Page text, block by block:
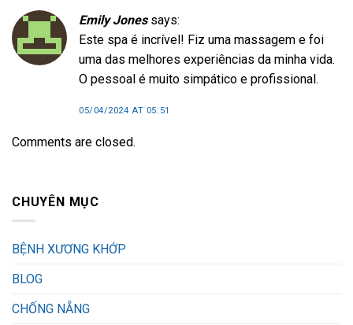
Emily Jones says:
Este spa é incrível! Fiz uma massagem e foi
uma das melhores experiências da minha vida.
O pessoal é muito simpático e profissional.
05/04/2024 AT 05:51
Comments are closed.
CHUYÊN MỤC
BỆNH XƯƠNG KHỚP
BLOG
CHỐNG NẴNG